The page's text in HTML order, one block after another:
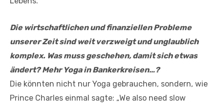
Die wirtschaftlichen und finanziellen Probleme
unserer Zeit sind weit verzweigt und unglaublich
komplex. Was muss geschehen, damit sich etwas
ändert? Mehr Yoga in Bankerkreisen…?
Die könnten nicht nur Yoga gebrauchen, sondern, wie
Prince Charles einmal sagte: „We also need slow